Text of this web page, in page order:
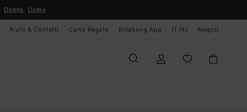
Donna Uomo
Aiuto & Contatti Carta Regalo Billabong App IT (€) Negozi